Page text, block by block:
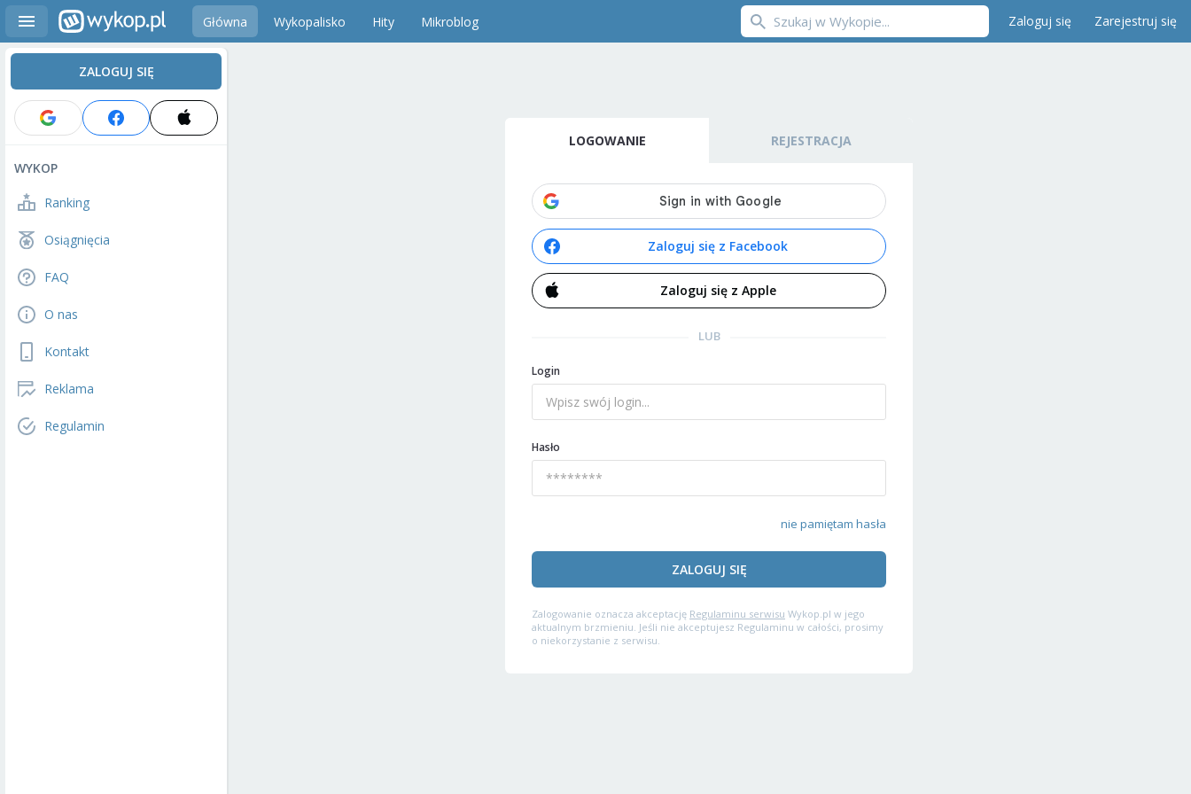
Główna Wykopalisko Hity Mikroblog Zaloguj się Zarejestruj się
ZALOGUJ SIĘ
WYKOP
Ranking
Osiągnięcia
FAQ
O nas
Kontakt
Reklama
Regulamin
LOGOWANIE REJESTRACJA
Zaloguj się z Facebook
Zaloguj się z Apple
LUB
Login
Hasło
nie pamiętam hasła
ZALOGUJ SIĘ
Zalogowanie oznacza akceptację Regulaminu serwisu Wykop.pl w jego
aktualnym brzmieniu. Jeśli nie akceptujesz Regulaminu w całości, prosimy
o niekorzystanie z serwisu.